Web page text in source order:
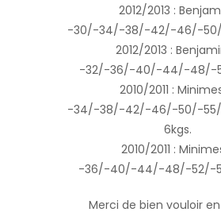
2012/2013 :
-30/-34/-38/-42/-46/-
2012/2013 :
-32/-36/-40/-44/-48/-
2010/2011 :
-34/-38/-42/-46/-50/-
6kgs.
2010/2011 :
-36/-40/-44/-48/-52/-
Merci de bien vouloir